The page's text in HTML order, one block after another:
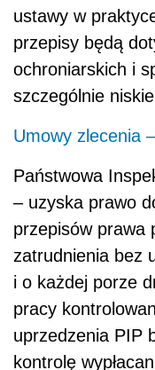
ustawy w
przepisy będą
ochroniarskich i
szczególnie
Umowy zlecenia
Państwowa
– uzyska prawo
przepisów prawa
zatrudnienia bez
i o każdej porze
pracy
uprzedzenia PIP
kontrolę